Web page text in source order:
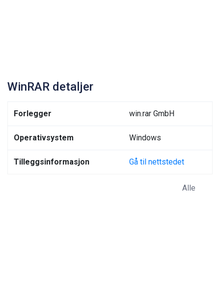
WinRAR detaljer
Forlegger win.rar GmbH
Operativsystem Windows
Tilleggsinformasjon Gå til nettstedet
Alle